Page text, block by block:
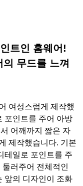
트인 홈웨어!
무드를 느껴
여성스럽게 제작했
포인트를 주어 아방
어깨까지 짧은 자
제작했습니다. 기본
테일로 포인트를 주
러주어 전체적인
앞의 디자인이 조화